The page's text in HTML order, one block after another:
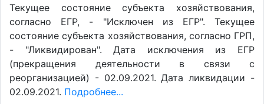
Текущее состояние субъекта хозяйствования,
согласно ЕГР, - "Исключен из ЕГР". Текущее
состояние субъекта хозяйствования, согласно ГРП,
- "Ликвидирован". Дата исключения из ЕГР
(прекращения деятельности в связи с
реорганизацией) - 02.09.2021. Дата ликвидации -
02.09.2021. Подробнее...